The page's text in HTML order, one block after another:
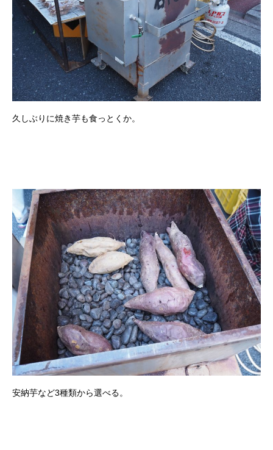
久しぶりに焼き芋も食っとくか。
安納芋など3種類から選べる。